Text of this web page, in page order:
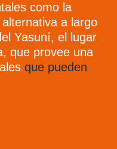
como la
a largo
Yasuní, el lugar
que provee una
que pueden